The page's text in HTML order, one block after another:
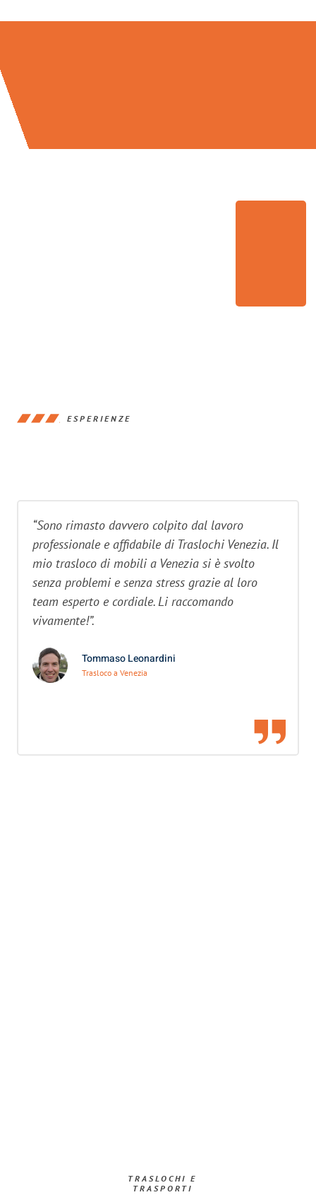
ESPERIENZE
“Sono rimasto davvero colpito dal lavoro
professionale e affidabile di Traslochi Venezia. Il
mio trasloco di mobili a Venezia si è svolto
senza problemi e senza stress grazie al loro
team esperto e cordiale. Li raccomando
vivamente!”.
Tommaso Leonardini
Trasloco a Venezia
TRASLOCHI E
TRASPORTI​